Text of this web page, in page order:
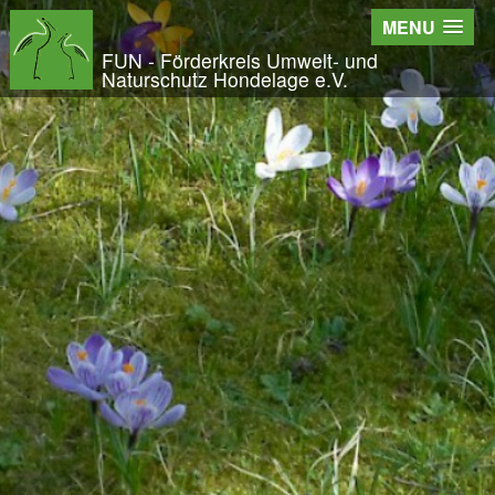
Wir - der FUN
Der Verein
Entstehung und Geschichte
Kontakt
Der Vorstand
Orts- und Arbeitsgruppen
Bundesfreiwilligendienst und Freiwilliges
Satzung und Leitbild
Veröffentlichungen
Projekte und Aktivitäten
Initiative Langes Leben
Urwald Hondelage
Togo - ein Projekt in Afrika
GAK-Projekte
Nistkästen
FUN - Förderkreis Umwelt- und
Naturschutz Hondelage e.V.
MENU